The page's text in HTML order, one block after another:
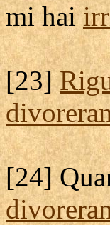
mi hai
[23]
[24]